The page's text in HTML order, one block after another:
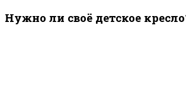
Нужно ли своё детское